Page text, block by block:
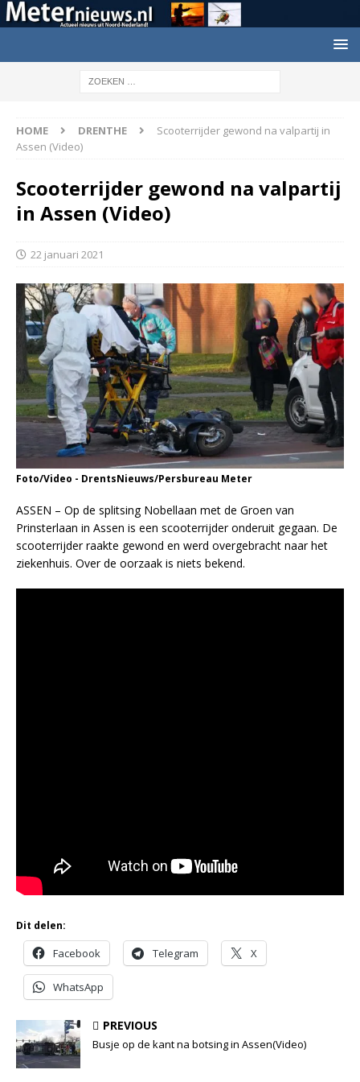
HOME DRENTHE
Scooterrijder gewond na valpartij in
Assen (Video)
Scooterrijder gewond na valpartij
in Assen (Video)
22 januari 2021
Foto/Video - DrentsNieuws/Persbureau Meter
ASSEN – Op de splitsing Nobellaan met de Groen van
Prinsterlaan in Assen is een scooterrijder onderuit gegaan. De
scooterrijder raakte gewond en werd overgebracht naar het
ziekenhuis. Over de oorzaak is niets bekend.
Dit delen:
Facebook Telegram X
WhatsApp
PREVIOUS
Busje op de kant na botsing in Assen(Video)